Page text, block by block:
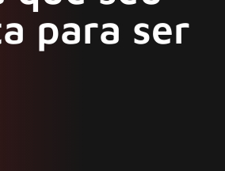
para ser